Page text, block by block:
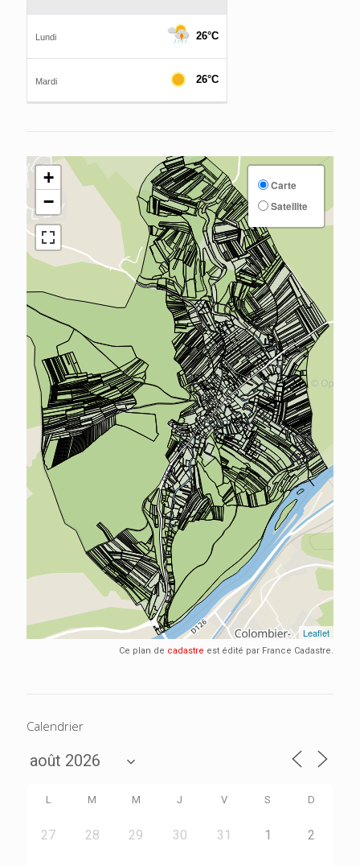
Ce plan de cadastre est édité par France Cadastre.
Calendrier
L M M J V S D
27 28 29 30 31 1 2